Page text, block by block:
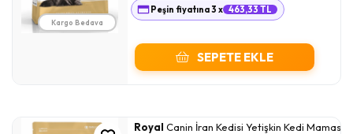
Kargo Bedava
Peşin fiyatına 3 x 463,33 TL
SEPETE EKLE
Royal Canin İran Kedisi Yetişkin Kedi Maması